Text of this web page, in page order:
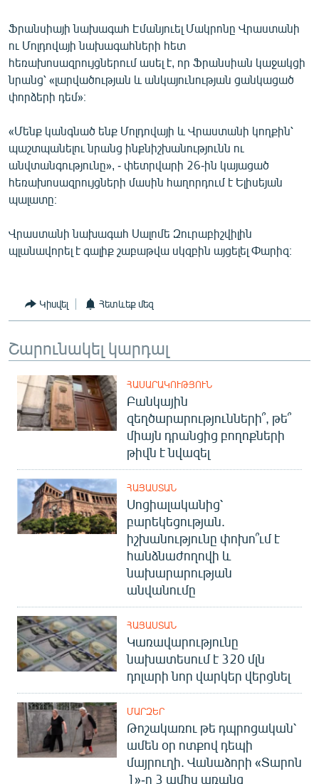
ԲԱՆԱՎԵՃ
ՁԳՏԵԼՈՎ ԼԱՎԱԳՈՒՅՆԻՆ
ՓՈԴՔԱՍԹ
Հայերեն
English
Русский
«Ազատության» բոլոր կայքերը
Ֆրանսիայի նախագահ Էմանյուել Մակրոնը Վրաստանի
ու Մոլդովայի նախագահների հետ
հեռախոսազրույցներում ասել է, որ Ֆրանսիան կաջակցի
նրանց՝ «լարվածության և անկայունության ցանկացած
փորձերի դեմ»։
«Մենք կանգնած ենք Մոլդովայի և Վրաստանի կողքին՝
պաշտպանելու նրանց ինքնիշխանությունն ու
անվտանգությունը», - փետրվարի 26-ին կայացած
հեռախոսազրույցների մասին հաղորդում է Ելիսեյան
պալատը։
Վրաստանի նախագահ Սալոմե Զուրաբիշվիլին
պլանավորել է գալիք շաբաթվա սկզբին այցելել Փարիզ։
Կիսվել Հետևեք մեզ
Շարունակել կարդալ
ՀԱՍԱՐԱԿՈՒԹՅՈՒՆ
Բանկային
զեղծարարությունների՞, թե՞
միայն դրանցից բողոքների
թիվն է նվազել
ՀԱՅԱՍՏԱՆ
Սոցիալականից՝
բարեկեցության.
իշխանությունը փոխո՞ւմ է
հանձնաժողովի և
նախարարության
անվանումը
ՀԱՅԱՍՏԱՆ
Կառավարությունը
նախատեսում է 320 մլն
դոլարի նոր վարկեր վերցնել
ՄԱՐԶԵՐ
Թոշակառու թե դպրոցական՝
ամեն օր ոտքով դեպի
մայրուղի. Վանաձորի «Տարոն
1»-ը 3 ամիս առանց